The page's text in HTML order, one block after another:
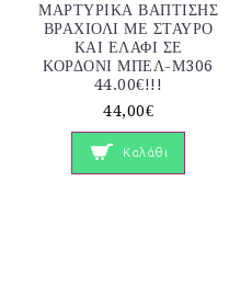
ΜΑΡΤΥΡΙΚΑ ΒΑΠΤΙΣΗΣ
ΒΡΑΧΙΟΛΙ ΜΕ ΣΤΑΥΡΟ
ΚΑΙ ΕΛΑΦΙ ΣΕ
ΚΟΡΔΟΝΙ ΜΠΕΛ-Μ306
44.00€!!!
44,00€
Καλάθι